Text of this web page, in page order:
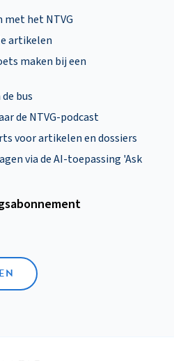
met het NTVG
artikelen
maken bij een
bus
de NTVG-podcast
voor artikelen en dossiers
via de AI-toepassing 'Ask